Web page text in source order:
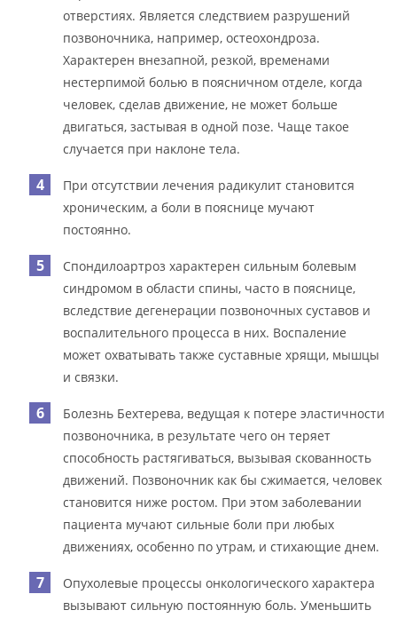
отверстиях. Является следствием разрушений
позвоночника, например, остеохондроза.
Характерен внезапной, резкой, временами
нестерпимой болью в поясничном отделе, когда
человек, сделав движение, не может больше
двигаться, застывая в одной позе. Чаще такое
случается при наклоне тела.
При отсутствии лечения радикулит становится
хроническим, а боли в пояснице мучают
постоянно.
Спондилоартроз характерен сильным болевым
синдромом в области спины, часто в пояснице,
вследствие дегенерации позвоночных суставов и
воспалительного процесса в них. Воспаление
может охватывать также суставные хрящи, мышцы
и связки.
Болезнь Бехтерева, ведущая к потере эластичности
позвоночника, в результате чего он теряет
способность растягиваться, вызывая скованность
движений. Позвоночник как бы сжимается, человек
становится ниже ростом. При этом заболевании
пациента мучают сильные боли при любых
движениях, особенно по утрам, и стихающие днем.
Опухолевые процессы онкологического характера
вызывают сильную постоянную боль. Уменьшить